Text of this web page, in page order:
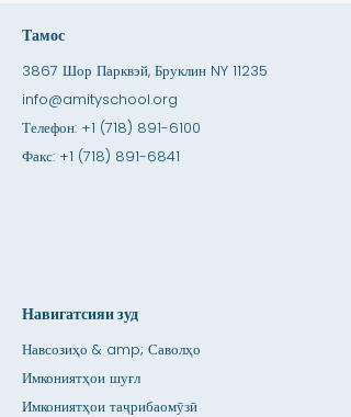
Тамос
3867 Шор Парквэй, Бруклин NY 11235
info@amityschool.org
Телефон: +1 (718) 891-6100
Факс: +1 (718) 891-6841
Навигатсияи зуд
Навсозиҳо & amp; Саволҳо
Имкониятҳои шуғл
Имкониятҳои таҷрибаомӯзӣ